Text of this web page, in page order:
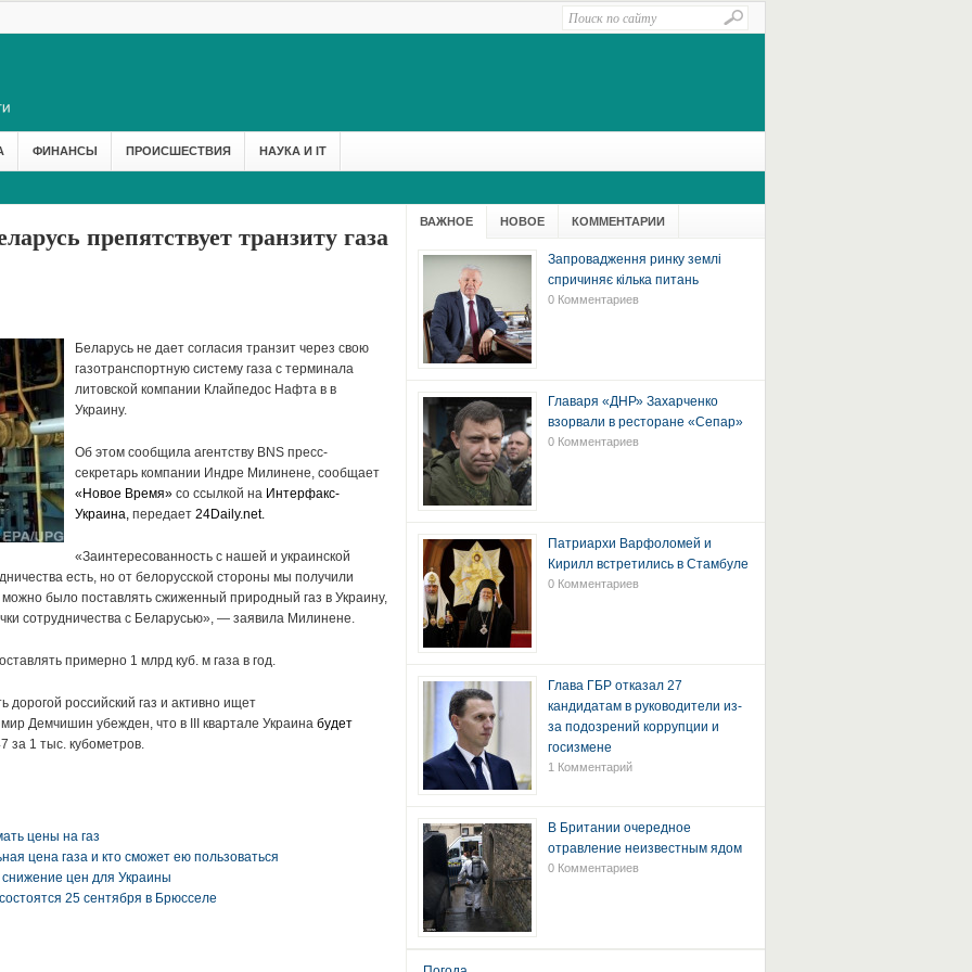
ФИНАНСЫ ПРОИСШЕСТВИЯ НАУКА И IT
препятствует транзиту газа
Беларусь не дает согласия транзит через свою
газотранспортную систему газа с терминала
литовской компании Клайпедос Нафта в в
Украину.
Об этом сообщила агентству BNS пресс-
секретарь компании Индре Милинене, сообщает
«Новое Время» со ссылкой на Интерфакс-
Украина,передает 24Daily.net.
«Заинтересованность с нашей и украинской
есть, но от белорусской стороны мы получили
было поставлять сжиженный природный газ в Украину,
сотрудничества с Беларусью», — заявила Милинене.
примерно 1 млрд куб. м газа в год.
дорогой российский газ и активно ищет
Демчишин убежден, что в III квартале Украина будет
за 1 тыс. кубометров.
цены на газ
цена газа и кто сможет ею пользоваться
цен для Украины
25 сентября в Брюсселе
ВАЖНОЕ НОВОЕ КОММЕНТАРИИ
Запровадження ринку землі
спричиняє кілька питань
0 Комментариев
Главаря «ДНР» Захарченко
взорвали в ресторане «Сепар»
0 Комментариев
Патриархи Варфоломей и
Кирилл встретились в Стамбуле
0 Комментариев
Глава ГБР отказал 27
кандидатам в руководители из-
за подозрений коррупции и
госизмене
1 Комментарий
В Британии очередное
отравление неизвестным ядом
0 Комментариев